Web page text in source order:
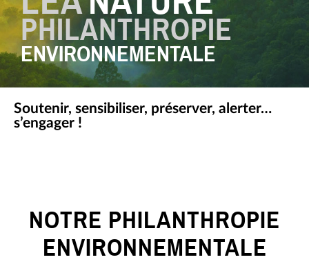
Retirer les couleurs
PHILANTHROPIE
ENVIRONNEMENTALE
Soutenir, sensibiliser, préserver, alerter…
s’engager !
NOTRE PHILANTHROPIE
ENVIRONNEMENTALE